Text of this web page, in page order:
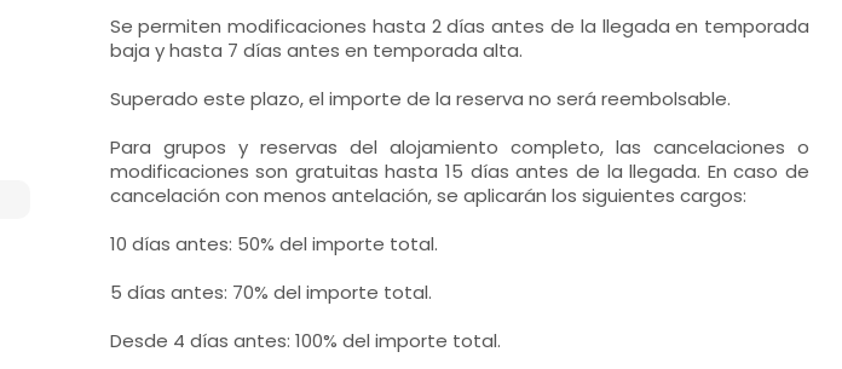
Se permiten modificaciones hasta 2 días antes de la llegada en temporada
baja y hasta 7 días antes en temporada alta.
Superado este plazo, el importe de la reserva no será reembolsable.
Para grupos y reservas del alojamiento completo, las cancelaciones o
modificaciones son gratuitas hasta 15 días antes de la llegada. En caso de
cancelación con menos antelación, se aplicarán los siguientes cargos:
10 días antes: 50% del importe total.
5 días antes: 70% del importe total.
Desde 4 días antes: 100% del importe total.